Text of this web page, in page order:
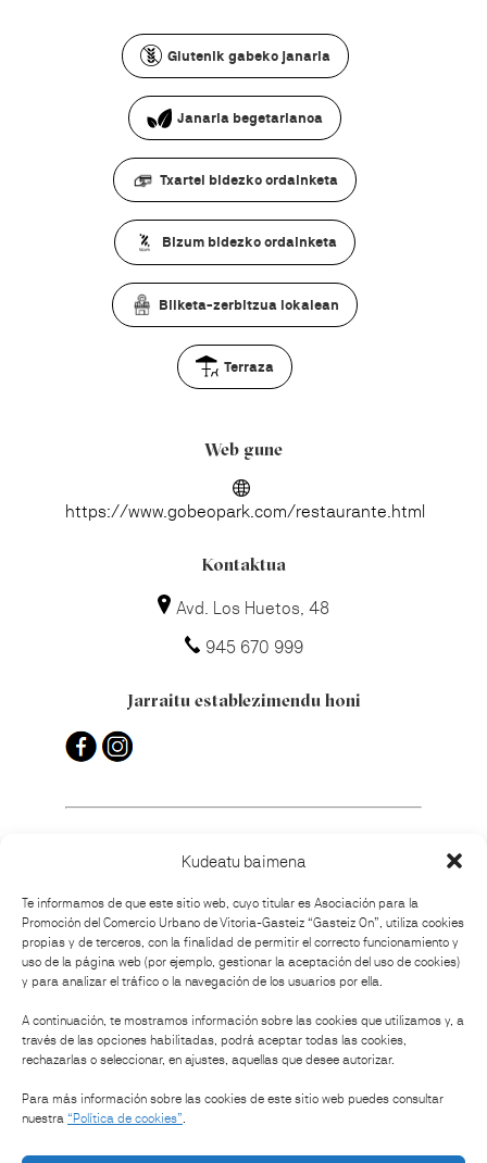
Kudeatu baimena
Te informamos de que este sitio web, cuyo titular es Asociación para la
Promoción del Comercio Urbano de Vitoria-Gasteiz “Gasteiz On”, utiliza cookies
propias y de terceros, con la finalidad de permitir el correcto funcionamiento y
uso de la página web (por ejemplo, gestionar la aceptación del uso de cookies)
y para analizar el tráfico o la navegación de los usuarios por ella.
A continuación, te mostramos información sobre las cookies que utilizamos y, a
través de las opciones habilitadas, podrá aceptar todas las cookies,
rechazarlas o seleccionar, en ajustes, aquellas que desee autorizar.
Para más información sobre las cookies de este sitio web puedes consultar
nuestra “Política de cookies”.
Glutenik gabeko janaria
Janaria begetarianoa
Txartel bidezko ordainketa
Bizum bidezko ordainketa
Bilketa-zerbitzua lokalean
Terraza
Web gune
https://www.gobeopark.com/restaurante.html
Kontaktua
Avd. Los Huetos, 48
945 670 999
Jarraitu establezimendu honi
Nola iritsi?
Antolatzailea
Babeslea: